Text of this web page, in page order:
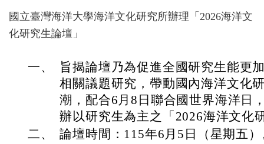
國立臺灣海洋大學海洋文化研究所辦理「2026海洋文
化研究生論壇」
一、
旨揭論壇乃為促進全國研究生能更
相關議題研究，帶動國內海洋文化
潮，配合6月8日聯合國世界海洋日
辦以研究生為主之「2026海洋文化
二、
論壇時間：115年6月5日（星期五